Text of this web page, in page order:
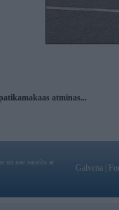
atminas...
un nav saistīts ar
Galvena